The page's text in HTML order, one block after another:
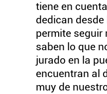
tiene en
dedican
permite seguir
saben lo que
jurado en la
encuentran al
muy de